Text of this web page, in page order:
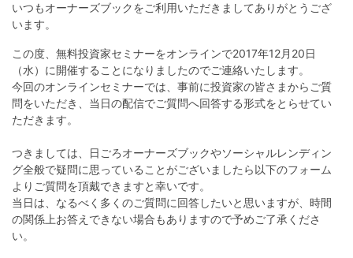
デ
ィ
ン
グ
で
不
動
産
投
いつもオーナーズブックをご利用いただきましてありがとうござ
います。
この度、無料投資家セミナーをオンラインで2017年12月20日
（水）に開催することになりましたのでご連絡いたします。
今回のオンラインセミナーでは、事前に投資家の皆さまからご質
問をいただき、当日の配信でご質問へ回答する形式をとらせてい
ただきます。
つきましては、日ごろオーナーズブックやソーシャルレンディン
グ全般で疑問に思っていることがございましたら以下のフォーム
よりご質問を頂戴できますと幸いです。
当日は、なるべく多くのご質問に回答したいと思いますが、時間
の関係上お答えできない場合もありますので予めご了承くださ
い。